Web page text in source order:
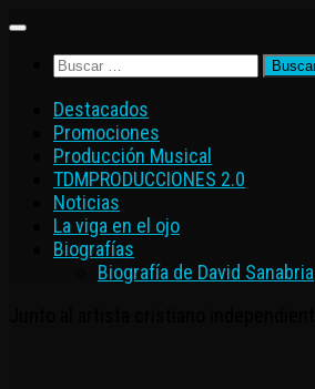
Saltar
contenido
Buscar:
Destacados
Promociones
Producción Musical
TDMPRODUCCIONES 2.0
Noticias
La viga en el ojo
Biografías
Biografía de David Sanabria